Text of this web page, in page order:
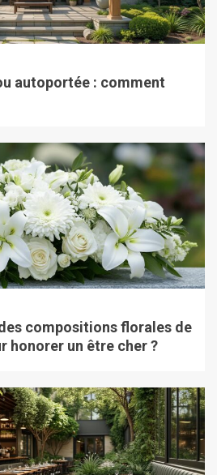
autoportée : comment
compositions florales de
honorer un être cher ?